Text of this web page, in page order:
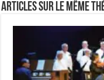
Articles sur le même